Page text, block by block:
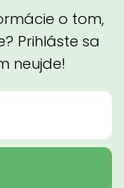
o tom,
Prihláste sa
neujde!